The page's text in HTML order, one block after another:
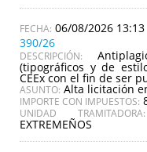
06/08/2026 13:13
390/26
DESCRIPCIÓN:
(tipográficos y de
CEEx con el fin de ser
ASUNTO: Alta licitación
IMPORTE CON IMPUESTOS:
UNIDAD TRAMITADORA:
EXTREMEÑOS